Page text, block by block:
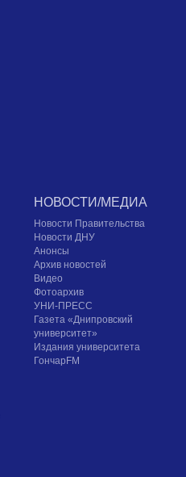
НОВОСТИ/МЕДИА
Новости Правительства
Новости ДНУ
Анонсы
Архив новостей
Видео
Фотоархив
УНИ-ПРЕСС
Газета «Днипровский
университет»
Издания университета
ГончарFM